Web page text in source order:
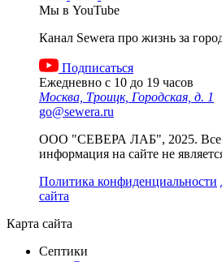
Мы в YouTube
Канал Sewera про жизнь за
Подписаться
Ежедневно с 10 до 19 часов
Москва, Троицк, Городская, д. 1
go@sewera.ru
ООО "СЕВЕРА ЛАБ", 2025. Все
информация на сайте не
Политика конфиденциальности
сайта
Карта сайта
Септики